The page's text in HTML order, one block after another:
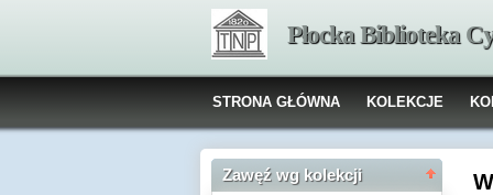
Płocka Biblioteka
STRONA GŁÓWNA KOLEKCJE
Zawęź wg kolekcji